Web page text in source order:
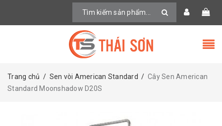
Trang chủ / Sen vòi American Standard / Cây Sen American
Standard Moonshadow D20S